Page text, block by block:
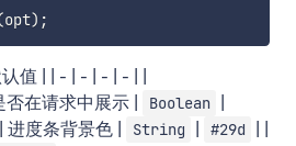
opt) ;
值 | | - | - | - | - | |
在请求中展示 |
Boolean
进度条背景色 | String #29d